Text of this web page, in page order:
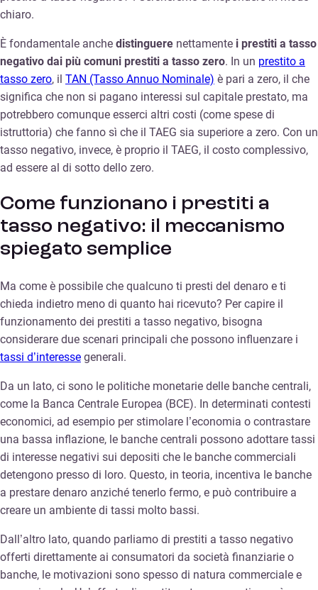
chiaro.
È fondamentale anche distinguere nettamente i prestiti a tasso
negativo dai più comuni prestiti a tasso zero. In un prestito a
tasso zero, il TAN (Tasso Annuo Nominale) è pari a zero, il che
significa che non si pagano interessi sul capitale prestato, ma
potrebbero comunque esserci altri costi (come spese di
istruttoria) che fanno sì che il TAEG sia superiore a zero. Con un
tasso negativo, invece, è proprio il TAEG, il costo complessivo,
ad essere al di sotto dello zero.
Come funzionano i prestiti a
tasso negativo: il meccanismo
spiegato semplice
Ma come è possibile che qualcuno ti presti del denaro e ti
chieda indietro meno di quanto hai ricevuto? Per capire il
funzionamento dei prestiti a tasso negativo, bisogna
considerare due scenari principali che possono influenzare i
tassi d’interesse generali.
Da un lato, ci sono le politiche monetarie delle banche centrali,
come la Banca Centrale Europea (BCE). In determinati contesti
economici, ad esempio per stimolare l’economia o contrastare
una bassa inflazione, le banche centrali possono adottare tassi
di interesse negativi sui depositi che le banche commerciali
detengono presso di loro. Questo, in teoria, incentiva le banche
a prestare denaro anziché tenerlo fermo, e può contribuire a
creare un ambiente di tassi molto bassi.
Dall’altro lato, quando parliamo di prestiti a tasso negativo
offerti direttamente ai consumatori da società finanziarie o
banche, le motivazioni sono spesso di natura commerciale e